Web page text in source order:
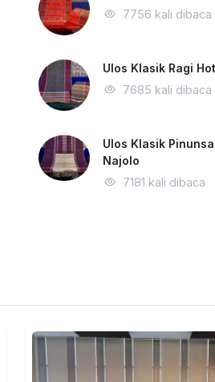
7756 kali dibaca
Ulos Klasik Ragi
7685 kali dibaca
Ulos Klasik
Najolo
7181 kali dibaca